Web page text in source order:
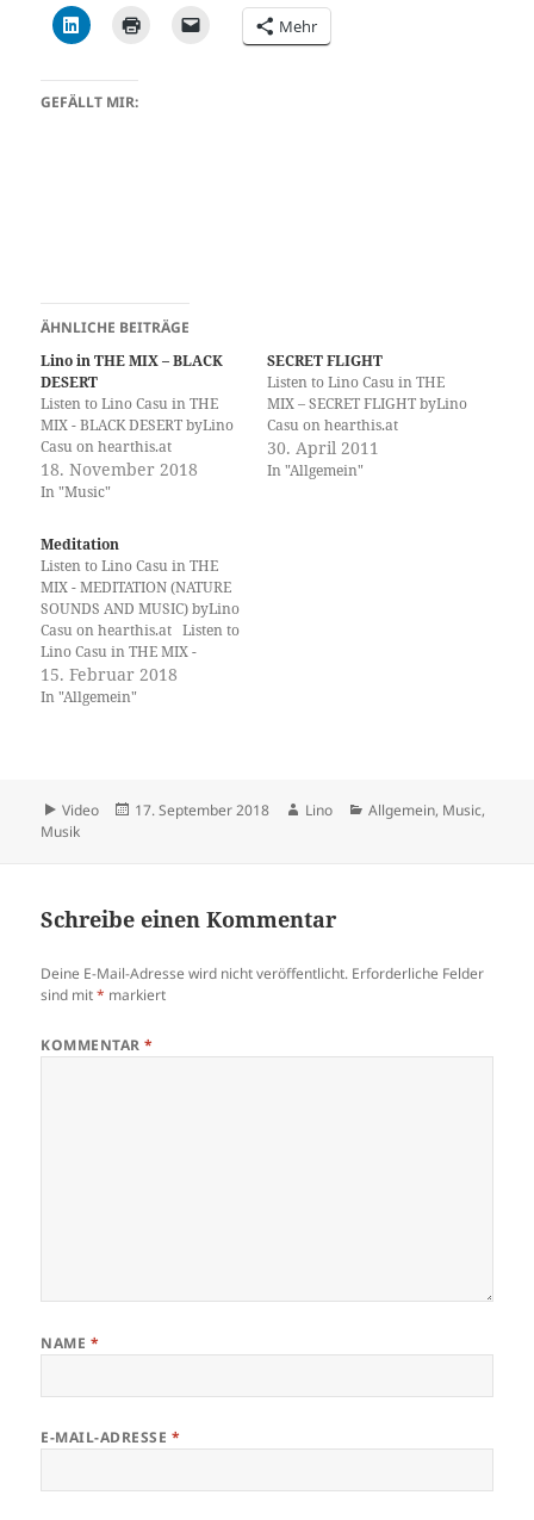
Mehr
GEFÄLLT MIR:
ÄHNLICHE BEITRÄGE
Lino in THE MIX – BLACK
DESERT
Listen to Lino Casu in THE
MIX - BLACK DESERT byLino
Casu on hearthis.at
18. November 2018
In "Music"
SECRET FLIGHT
Listen to Lino Casu in THE
MIX – SECRET FLIGHT byLino
Casu on hearthis.at
30. April 2011
In "Allgemein"
Meditation
Listen to Lino Casu in THE
MIX - MEDITATION (NATURE
SOUNDS AND MUSIC) byLino
Casu on hearthis.at Listen to
Lino Casu in THE MIX -
MEDITATION 2 (NATURE
SOUNDS AND MUSIC) byLino
15. Februar 2018
In "Allgemein"
Format
Video
Veröffentlicht
17. September 2018 Autor
Lino Kategorien
Allgemein, Music,
Musik
Schreibe einen Kommentar
Deine E-Mail-Adresse wird nicht veröffentlicht. Erforderliche Felder
sind mit* markiert
KOMMENTAR*
NAME *
E-MAIL-ADRESSE *